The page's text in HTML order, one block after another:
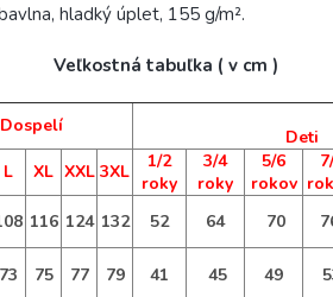
hladký úplet, 155 g/m².
Veľkostná tabuľka ( v cm )
Dospelí
Deti
L XL XXL 3XL
1/2
roky
3/4
roky
5/6
rokov
116 124 132 52 64 70
73 75 77 79 41 45 49